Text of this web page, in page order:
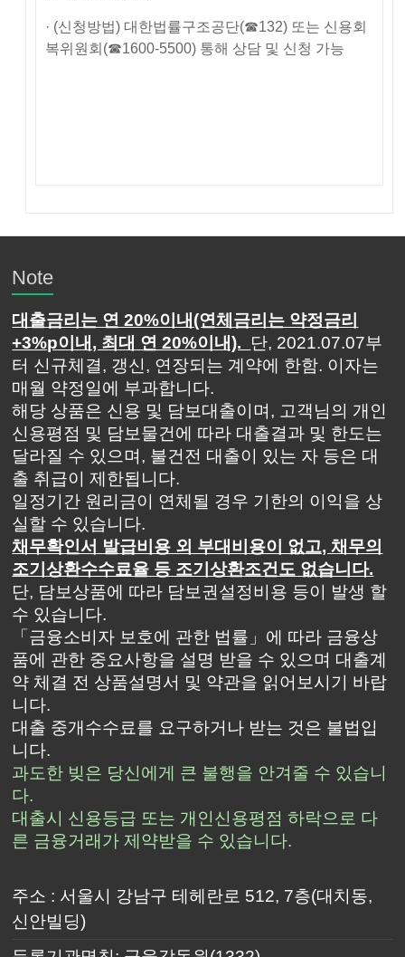
· (신청방법) 대한법률구조공단(☎132) 또는 신용회
복위원회(☎1600-5500) 통해 상담 및 신청 가능
Note
대출금리는 연 20%이내(연체금리는 약정금리
+3%p이내, 최대 연 20%이내). 단, 2021.07.07부
터 신규체결, 갱신, 연장되는 계약에 한함. 이자는
매월 약정일에 부과합니다.
해당 상품은 신용 및 담보대출이며, 고객님의 개인
신용평점 및 담보물건에 따라 대출결과 및 한도는
달라질 수 있으며, 불건전 대출이 있는 자 등은 대
출 취급이 제한됩니다.
일정기간 원리금이 연체될 경우 기한의 이익을 상
실할 수 있습니다.
채무확인서 발급비용 외 부대비용이 없고, 채무의
조기상환수수료율 등 조기상환조건도 없습니다.
단, 담보상품에 따라 담보권설정비용 등이 발생 할
수 있습니다.
「금융소비자 보호에 관한 법률」에 따라 금융상
품에 관한 중요사항을 설명 받을 수 있으며 대출계
약 체결 전 상품설명서 및 약관을 읽어보시기 바랍
니다.
대출 중개수수료를 요구하거나 받는 것은 불법입
니다.
과도한 빚은 당신에게 큰 불행을 안겨줄 수 있습니
다.
대출시 신용등급 또는 개인신용평점 하락으로 다
른 금융거래가 제약받을 수 있습니다.
주소 : 서울시 강남구 테헤란로 512, 7층(대치동,
신안빌딩)